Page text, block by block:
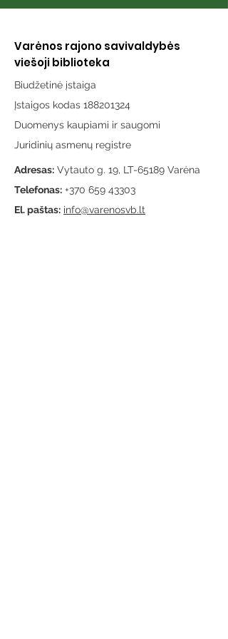
Varėnos rajono savivaldybės
viešoji biblioteka
Biudžetinė įstaiga
Įstaigos kodas 188201324
Duomenys kaupiami ir saugomi
Juridinių asmenų registre
Adresas: Vytauto g. 19, LT-65189 Varėna
Telefonas: +370 659 43303
El. paštas: info@varenosvb.lt